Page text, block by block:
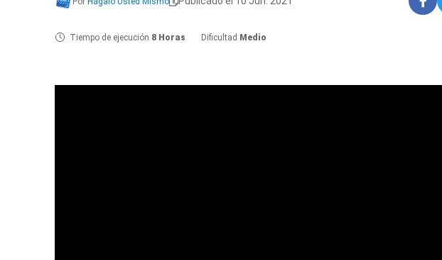
Tiempo de ejecución 8 Horas Dificultad Medio